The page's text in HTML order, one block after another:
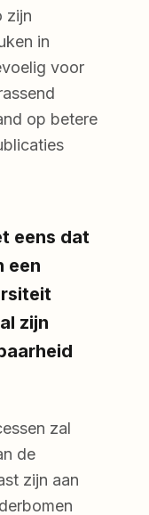
zijn
in
voor
op betere
eens dat
een
zijn
zal
de
zijn aan